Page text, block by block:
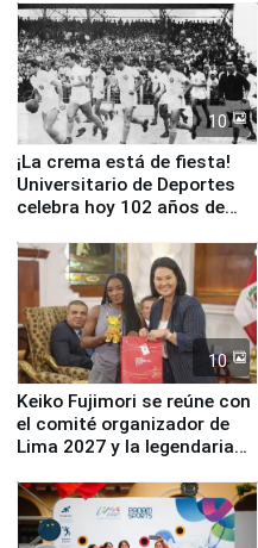
10
¡La crema está de fiesta!
Universitario de Deportes
celebra hoy 102 años de
10
Keiko Fujimori se reúne con
el comité organizador de
Lima 2027 y la legendaria